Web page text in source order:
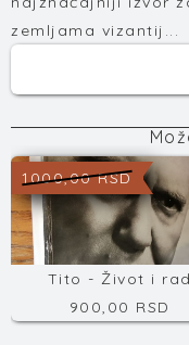
zemljama vizantij...
1000,00 RSD
Tito - Život i rad
900,00 RSD